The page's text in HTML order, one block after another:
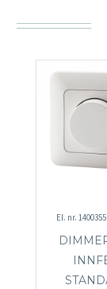
El. nr.